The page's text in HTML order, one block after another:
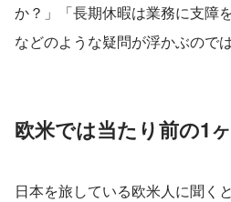
か？」「長期休暇は業務に支障
などのような疑問が浮かぶので
欧米では当たり前の1
日本を旅している欧米人に聞く